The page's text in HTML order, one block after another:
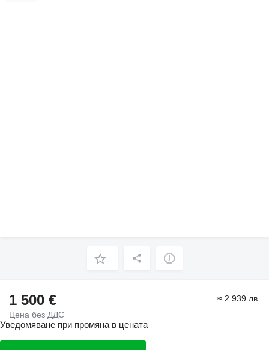
1 500 €
Цена без ДДС
≈ 2 939 лв.
Уведомяване при промяна в цената